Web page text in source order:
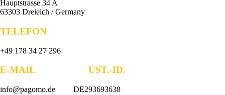
Hauptstrasse 34 A
63303 Dreieich / Germany
TELEFON
+49 178 34 27 296
E-MAIL UST.-ID.
info@pagomo.de DE293693638